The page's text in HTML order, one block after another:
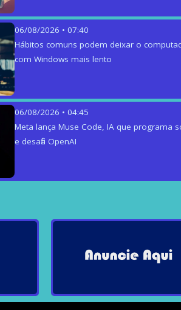
06/08/2026 • 07:40
Hábitos comuns podem deixar o
com Windows mais lento
06/08/2026 • 04:45
Meta lança Muse Code, IA que programa
e desafia OpenAI